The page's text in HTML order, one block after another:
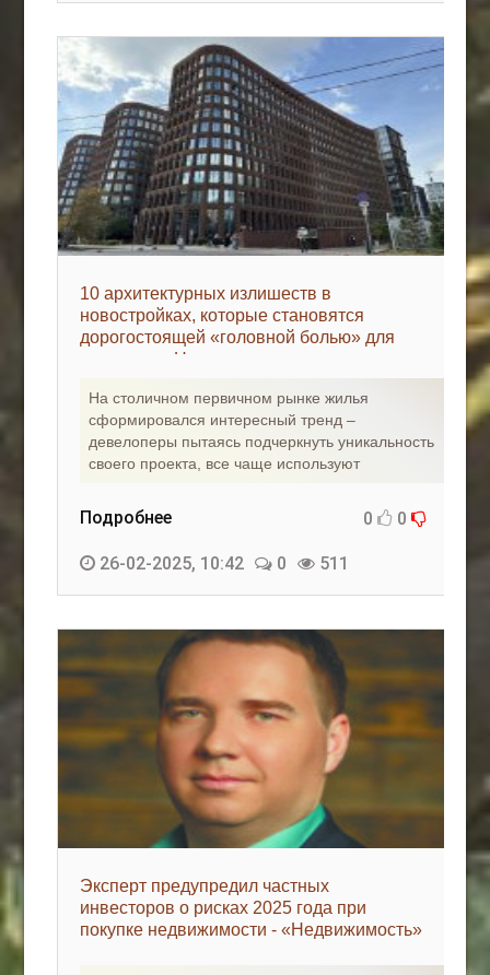
10 архитектурных излишеств в
новостройках, которые становятся
дорогостоящей «головной болью» для
жильцов - «Недвижимость»
На столичном первичном рынке жилья
сформировался интересный тренд –
девелоперы пытаясь подчеркнуть уникальность
своего проекта, все чаще используют
Подробнее 0 0
26-02-2025, 10:42 0 511
Эксперт предупредил частных
инвесторов о рисках 2025 года при
покупке недвижимости - «Недвижимость»